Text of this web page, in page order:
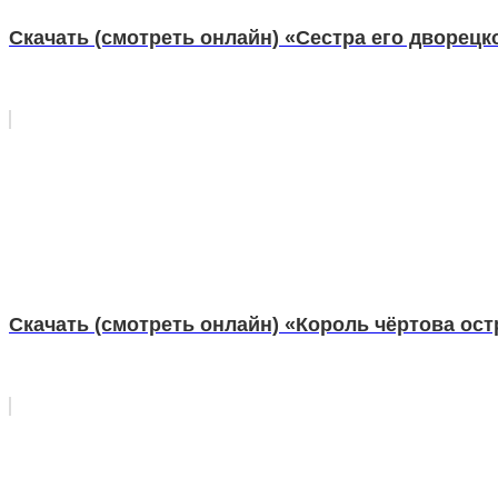
Скачать (смотреть онлайн) «Сестра его
Скачать (смотреть онлайн) «Король чёртова